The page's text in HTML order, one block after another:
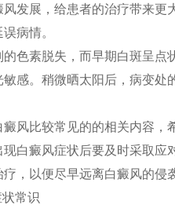
发展，给患者的治疗带来
病情。
素脱失，而早期白斑呈点
感。稍微晒太阳后，病变
比较常见的的相关内容，
白癜风症状后要及时采取
，以便尽早远离白癜风的侵袭
常识